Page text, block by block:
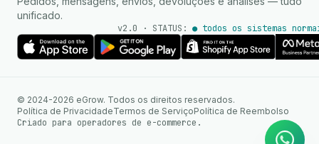
unificado.
v2.0 · STATUS: ● todos os sistemas
© 2024-2026 eGrow. Todos os direitos reservados.
Política de PrivacidadeTermos de ServiçoPolítica de Reembolso
Criado para operadores de e-commerce.
WhatsApp